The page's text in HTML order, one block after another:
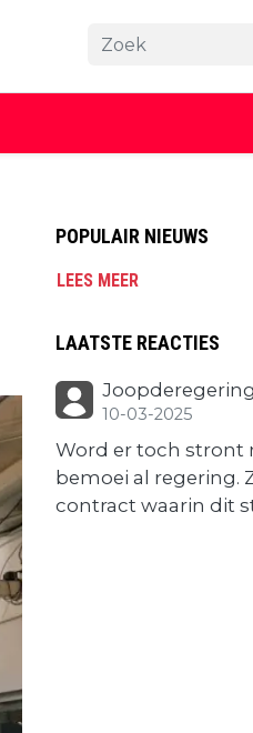
POPULAIR NIEUWS
LEES MEER
LAATSTE REACTIES
Joopderegering
10-03-2025
Word er toch stront
bemoei al regering.
contract waarin dit